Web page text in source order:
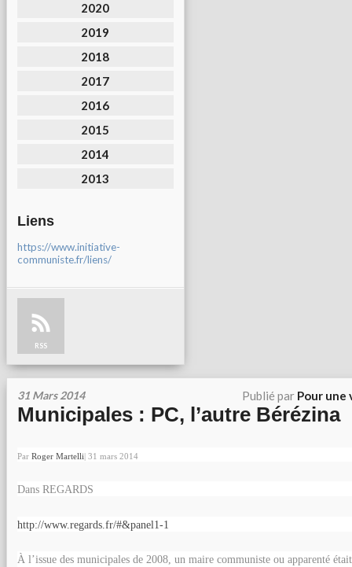
2020
2019
2018
2017
2016
2015
2014
2013
Liens
https://www.initiative-
communiste.fr/liens/
RSS
31 Mars 2014 Publié par Pour une
Municipales : PC, l’autre Bérézina
Par Roger Martelli 31 mars 2014
Dans REGARDS
http://www.regards.fr/#&panel1-1
À l’issue des municipales de 2008, un maire communiste ou apparenté